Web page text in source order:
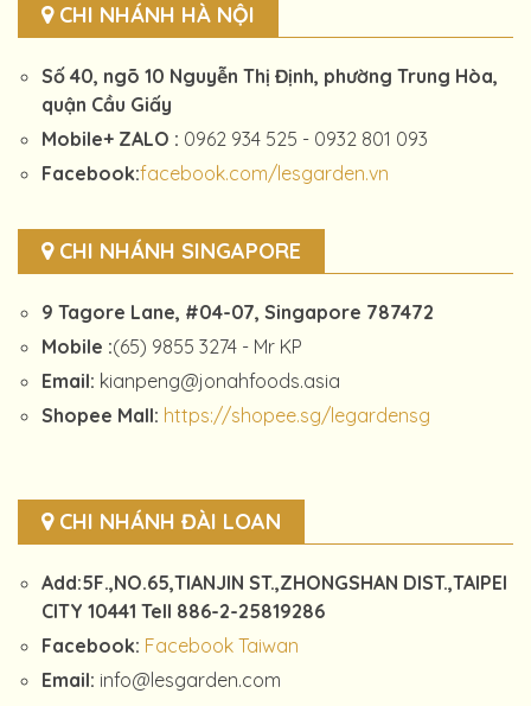
CHI NHÁNH HÀ NỘI
Số 40, ngõ 10 Nguyễn Thị Định, phường Trung Hòa,
quận Cầu Giấy
Mobile+ ZALO : 0962 934 525 - 0932 801 093
Facebook:facebook.com/lesgarden.vn
CHI NHÁNH SINGAPORE
9 Tagore Lane, #04-07, Singapore 787472
Mobile :(65) 9855 3274 - Mr KP
Email: kianpeng@jonahfoods.asia
Shopee Mall: https://shopee.sg/legardensg
CHI NHÁNH ĐÀI LOAN
Add:5F.,NO.65,TIANJIN ST.,ZHONGSHAN DIST.,TAIPEI
CITY 10441 Tell 886-2-25819286
Facebook: Facebook Taiwan
Email: info@lesgarden.com